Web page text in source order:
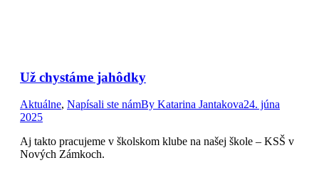
Už chystáme jahôdky
Aktuálne, Napísali ste námBy Katarina Jantakova24. júna
2025
Aj takto pracujeme v školskom klube na našej škole – KSŠ v
Nových Zámkoch.